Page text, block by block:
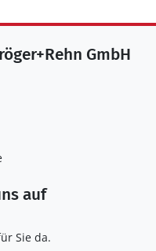
GmbH
auf
Sie da.